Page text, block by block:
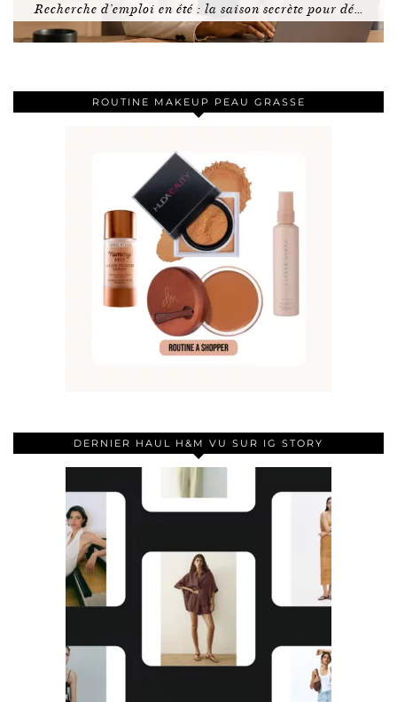
Recherche d’emploi en été : la saison secrète pour dé…
ROUTINE MAKEUP PEAU GRASSE
DERNIER HAUL H&M VU SUR IG STORY